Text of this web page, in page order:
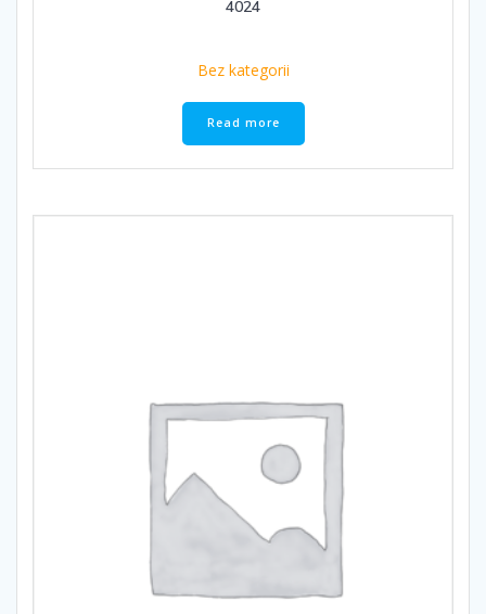
4024
Bez kategorii
Read more